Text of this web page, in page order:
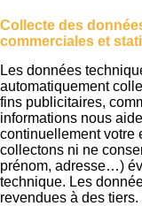
Collecte des
commerciales et
Les données
automatiquement
fins publicitaires,
informations nous
continuellement votre
collectons ni ne
prénom, adresse…)
technique. Les
revendues à des tiers.